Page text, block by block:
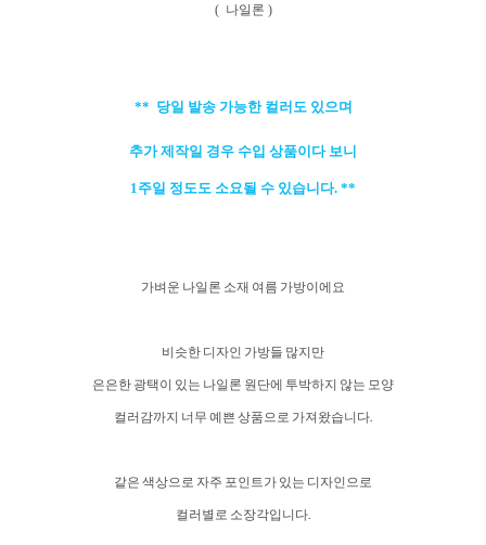
( 나일론 )
** 당일 발송 가능한 컬러도 있으며
추가 제작일 경우 수입 상품이다 보니
1주일 정도도 소요될 수 있습니다. **
가벼운 나일론 소재 여름 가방이에요
비슷한 디자인 가방들 많지만
은은한 광택이 있는 나일론 원단에 투박하지 않는 모양
컬러감까지 너무 예쁜 상품으로 가져왔습니다.
같은 색상으로 자주 포인트가 있는 디자인으로
컬러별로 소장각입니다.